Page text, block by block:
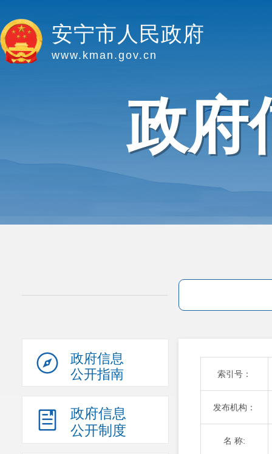
安宁市人民政府
www.kman.gov.cn
政府
政府信息
公开指南
政府信息
公开制度
索引号：
发布机构：
名 称: